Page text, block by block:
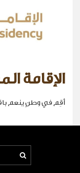
الإقامة
أقِم في وطنٍ ينعم